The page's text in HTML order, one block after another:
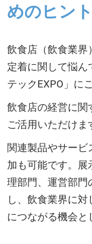
めのヒン
飲食店（飲食業界
定着に関して悩ん
テックEXPO」に
飲食店の経営に関
ご活用いただけま
関連製品やサービ
加も可能です。展
理部門、運営部門
し、飲食業界に
につながる機会と